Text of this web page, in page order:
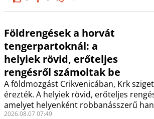
Földrengések a horvát
tengerpartoknál: a
helyiek rövid, erőteljes
rengésről számoltak be
A földmozgást Crikvenicában, Krk
érezték. A helyiek rövid, erőteljes
amelyet helyenként robbanásszerű
2026.08.07 07:49